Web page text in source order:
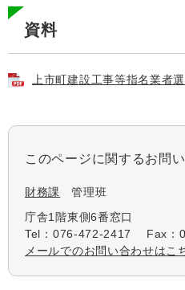
資料
上市町建設工事等指名業者
このページに関するお問
財務課
管理班
庁舎1階東側6番窓口
Tel：076-472-2417
Fax：
メールでのお問い合わせはこ